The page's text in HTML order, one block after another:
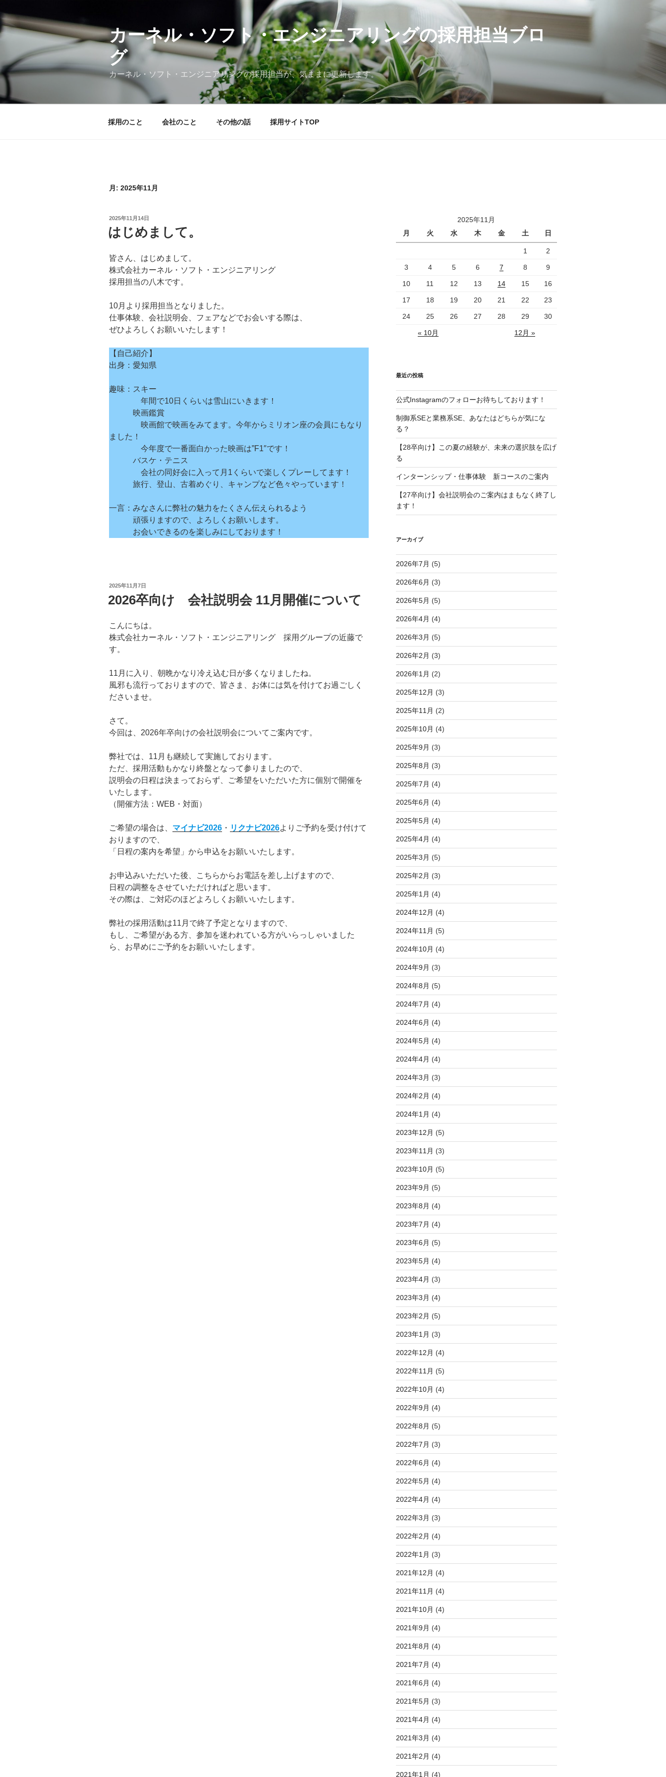
ン
テ
へ
ス
ッ
カーネル・ソフト・エンジニアリングの採用担当ブロ
グ
カーネル・ソフト・エンジニアリングの採用担当が、気ままに更新します。
採用のこと 会社のこと その他の話 採用サイトTOP
月: 2025年11月
投
稿
日:
2025年11月14日
はじめまして。
皆さん、はじめまして。
株式会社カーネル・ソフト・エンジニアリング
採用担当の八木です。
10月より採用担当となりました。
仕事体験、会社説明会、フェアなどでお会いする際は、
ぜひよろしくお願いいたします！
【自己紹介】
出身：愛知県
趣味：スキー
年間で10日くらいは雪山にいきます！
映画鑑賞
映画館で映画をみてます。今年からミリオン座の会員にもなり
ました！
今年度で一番面白かった映画は”F1″です！
バスケ・テニス
会社の同好会に入って月1くらいで楽しくプレーしてます！
旅行、登山、古着めぐり、キャンプなど色々やっています！
一言：みなさんに弊社の魅力をたくさん伝えられるよう
頑張りますので、よろしくお願いします。
お会いできるのを楽しみにしております！
投
日:
2025年11月7日
2026卒向け 会社説明会 11月開催について
こんにちは。
株式会社カーネル・ソフト・エンジニアリング 採用グループの近藤で
す。
11月に入り、朝晩かなり冷え込む日が多くなりましたね。
風邪も流行っておりますので、皆さま、お体には気を付けてお過ごしく
ださいませ。
さて。
今回は、2026年卒向けの会社説明会についてご案内です。
弊社では、11月も継続して実施しております。
ただ、採用活動もかなり終盤となって参りましたので、
説明会の日程は決まっておらず、ご希望をいただいた方に個別で開催を
いたします。
（開催方法：WEB・対面）
ご希望の場合は、 マイナビ2026 ・ リクナビ2026よりご予約を受け付けて
おりますので、
「日程の案内を希望」から申込をお願いいたします。
お申込みいただいた後、こちらからお電話を差し上げますので、
日程の調整をさせていただければと思います。
その際は、ご対応のほどよろしくお願いいたします。
弊社の採用活動は11月で終了予定となりますので、
もし、ご希望がある方、参加を迷われている方がいらっしゃいました
ら、お早めにご予約をお願いいたします。
2025年11月
月
火 水 木 金 土 日
1 2
3 4 5 6 7 8 9
10 11 12 13 14 15 16
17 18 19 20 21 22 23
24 25 26 27 28 29 30
« 10月 12月 »
最近の投稿
公式Instagramのフォローお待ちしております！
制御系SEと業務系SE、あなたはどちらが気にな
る？
【28卒向け】この夏の経験が、未来の選択肢を広げ
る
インターンシップ・仕事体験 新コースのご案内
【27卒向け】会社説明会のご案内はまもなく終了し
ます！
アーカイブ
2026年7月 (5)
2026年6月 (3)
2026年5月 (5)
2026年4月 (4)
2026年3月 (5)
2026年2月 (3)
2026年1月 (2)
2025年12月 (3)
2025年11月 (2)
2025年10月 (4)
2025年9月 (3)
2025年8月 (3)
2025年7月 (4)
2025年6月 (4)
2025年5月 (4)
2025年4月 (4)
2025年3月 (5)
2025年2月 (3)
2025年1月 (4)
2024年12月 (4)
2024年11月 (5)
2024年10月 (4)
2024年9月 (3)
2024年8月 (5)
2024年7月 (4)
2024年6月 (4)
2024年5月 (4)
2024年4月 (4)
2024年3月 (3)
2024年2月 (4)
2024年1月 (4)
2023年12月 (5)
2023年11月 (3)
2023年10月 (5)
2023年9月 (5)
2023年8月 (4)
2023年7月 (4)
2023年6月 (5)
2023年5月 (4)
2023年4月 (3)
2023年3月 (4)
2023年2月 (5)
2023年1月 (3)
2022年12月 (4)
2022年11月 (5)
2022年10月 (4)
2022年9月 (4)
2022年8月 (5)
2022年7月 (3)
2022年6月 (4)
2022年5月 (4)
2022年4月 (4)
2022年3月 (3)
2022年2月 (4)
2022年1月 (3)
2021年12月 (4)
2021年11月 (4)
2021年10月 (4)
2021年9月 (4)
2021年8月 (4)
2021年7月 (4)
2021年6月 (4)
2021年5月 (3)
2021年4月 (4)
2021年3月 (4)
2021年2月 (4)
2021年1月 (4)